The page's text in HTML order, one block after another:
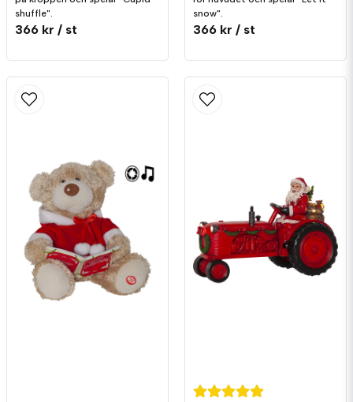
shuffle".
366 kr / st
snow".
366 kr / st